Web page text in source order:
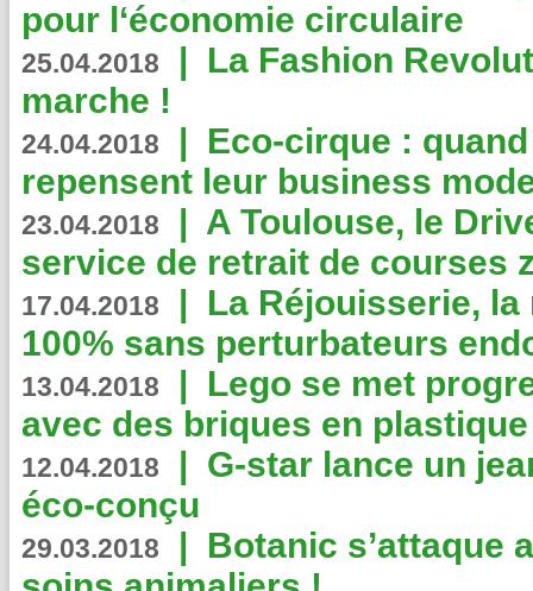
pour l‘économie circulaire
25.04.2018 | La Fashion
marche !
24.04.2018 | Eco-cirque :
repensent leur business
23.04.2018 | A Toulouse, le
service de retrait de courses
17.04.2018 | La Réjouisserie,
100% sans perturbateurs
13.04.2018 | Lego se met
avec des briques en
12.04.2018 | G-star lance un
éco-conçu
29.03.2018 | Botanic s’attaque